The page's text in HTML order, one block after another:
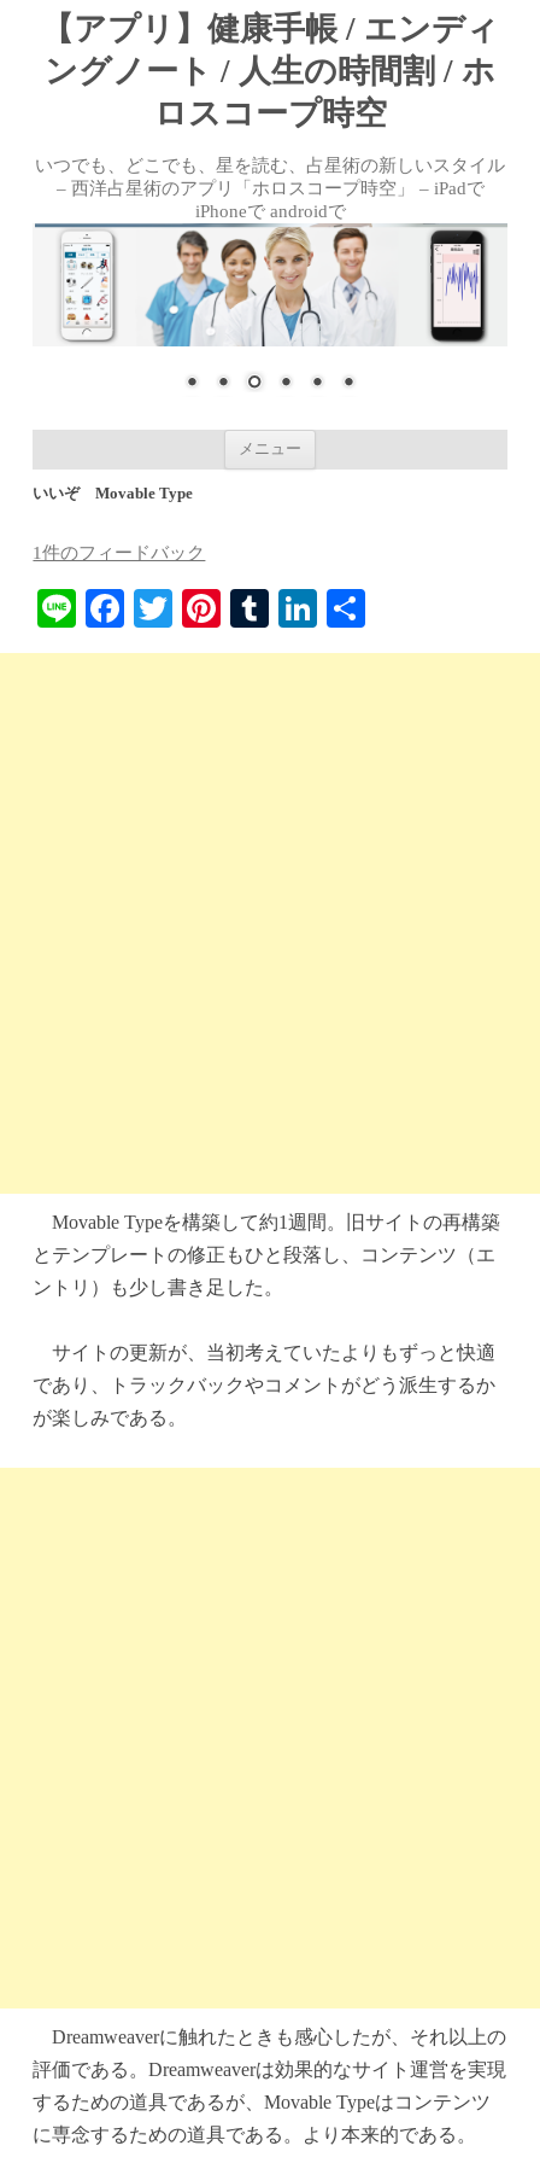
【アプリ】健康手帳 / エンディ
ングノート / 人生の時間割 / ホ
ロスコープ時空
いつでも、どこでも、星を読む、占星術の新しいスタイル
– 西洋占星術のアプリ「ホロスコープ時空」 – iPadで
iPhoneで androidで
メニュー
いいぞ Movable Type
1件のフィードバック
Li
ne
Fa
ce
T
wi
Pi
nt
T
u
Li
nk 有
Movable Typeを構築して約1週間。旧サイトの再構築
とテンプレートの修正もひと段落し、コンテンツ（エ
ントリ）も少し書き足した。
サイトの更新が、当初考えていたよりもずっと快適
であり、トラックバックやコメントがどう派生するか
が楽しみである。
Dreamweaverに触れたときも感心したが、それ以上の
評価である。Dreamweaverは効果的なサイト運営を実現
するための道具であるが、Movable Typeはコンテンツ
に専念するための道具である。より本来的である。